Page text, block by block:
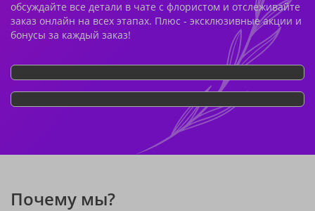
обсуждайте все детали в чате с флористом и отслеживайте
заказ онлайн на всех этапах. Плюс - эксклюзивные акции и
бонусы за каждый заказ!
Почему мы?